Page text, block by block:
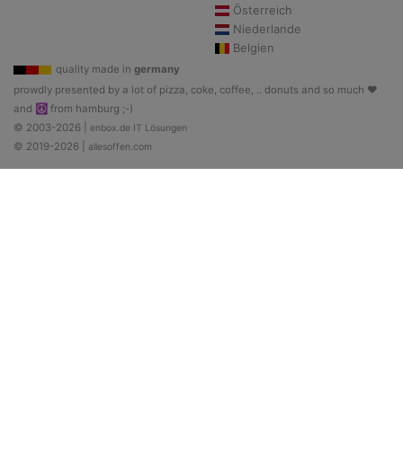
Österreich
Niederlande
Belgien
quality made in germany
prowdly presented by a lot of pizza, coke, coffee, .. donuts and so much ♥
and ☮ from hamburg ;-)
© 2003-2026 | enbox.de IT Lösungen
© 2019-2026 | allesoffen.com